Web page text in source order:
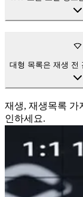
대형 목록은 재생 전
재생, 재생목록 가
인하세요.